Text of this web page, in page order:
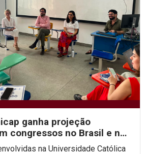
ganha projeção
congressos no Brasil e no
na Universidade Católica